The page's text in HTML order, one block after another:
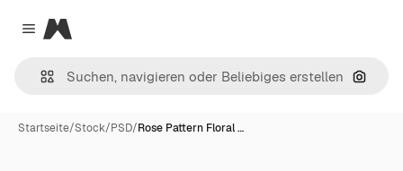
Close menu
Magnific
Nach
Startseite/Stock/PSD/Rose Pattern Floral …